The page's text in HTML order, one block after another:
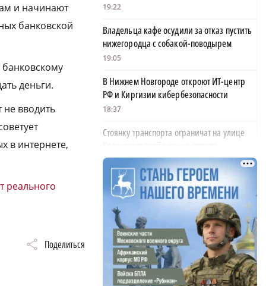
и начинают
банковской
деньги.
вводить
в интернете,
реального
Поделиться
19:22
Владельца кафе осудили за отказ пустить
нижегородца с собакой-поводырем
19:05
В Нижнем Новгороде откроют ИТ-центр
РФ и Киргизии кибербезопасности
18:37
Стоянку транспорта ограничат на улице
Красносельской с конца августа
18:37
Волонтеры обнаружили заброшенный
дом, в котором живет около 20 собак и
щенков
18:02
В Нижегородской области наградили
более 40 организаций к Дню строителя
17:57